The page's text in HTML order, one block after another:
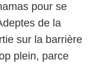
pour se
de la
sur la barrière
plein, parce